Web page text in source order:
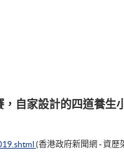
自家設計的四道養生
(香港政府新聞網 - 資歷